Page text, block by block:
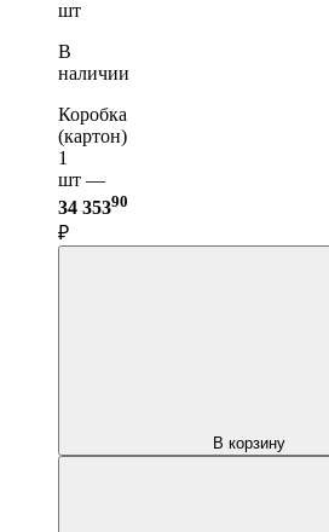
шт
В
наличии
Коробка
(картон)
1
шт —
34 35390
₽
В корзину